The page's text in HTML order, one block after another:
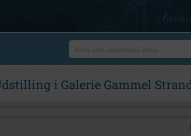
i Galerie Gammel